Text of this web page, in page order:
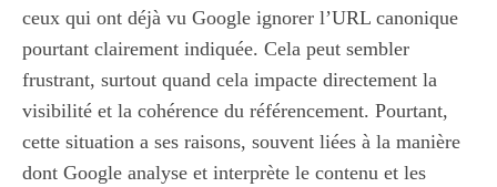
ceux qui ont déjà vu Google ignorer l’URL canonique
pourtant clairement indiquée. Cela peut sembler
frustrant, surtout quand cela impacte directement la
visibilité et la cohérence du référencement. Pourtant,
cette situation a ses raisons, souvent liées à la manière
dont Google analyse et interprète le contenu et les